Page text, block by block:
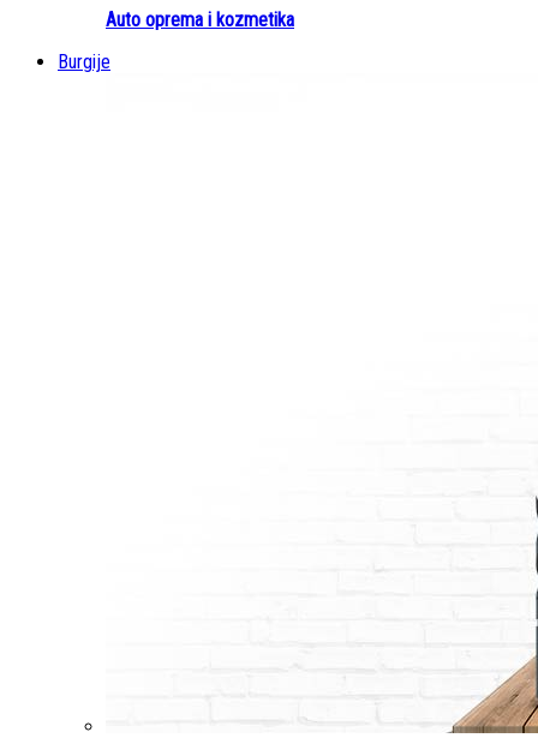
Auto oprema i kozmetika
Burgije